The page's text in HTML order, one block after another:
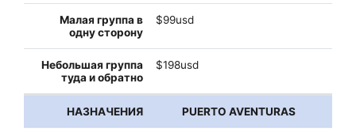
$99usd
$198usd
PUERTO AVENTURAS